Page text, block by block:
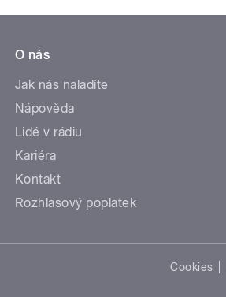
O nás
Jak nás naladíte
Nápověda
Lidé v rádiu
Kariéra
Kontakt
Rozhlasový poplatek
Cookies